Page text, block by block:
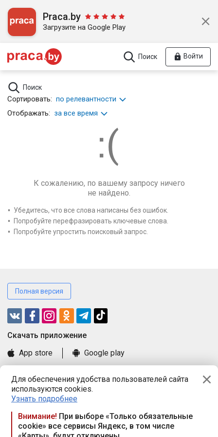
Для обеспечения удобства пользователей сайта
используются cookies.
Узнать подробнее
Внимание! При выборе «Только обязательные
cookie» все сервисы Яндекс, в том числе
Praca.by
Загрузите на Google Play
Поиск Войти
Поиск
Сортировать: по релевантности
Отображать: за все время
К сожалению, по вашему запросу ничего
не найдено.
Убедитесь, что все слова написаны без ошибок.
Попробуйте перефразировать ключевые слова.
Попробуйте упростить поисковый запрос.
Полная версия
Cкачать приложение
App store
Google play
Книга замечаний и предложений
Правила и документы
Praca.by © 2000—2026, ООО «ПРАЦА БАЙ»
Республика Беларусь, 220114, г. Минск, пр-т Независимости
117а, пом. № 9.